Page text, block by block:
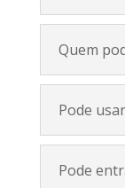
Quem
Pode
Pode